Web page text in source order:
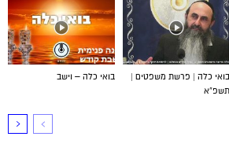
בואי כלה – וישב
בואי כלה | פרשת משפטים |
תשפ”א